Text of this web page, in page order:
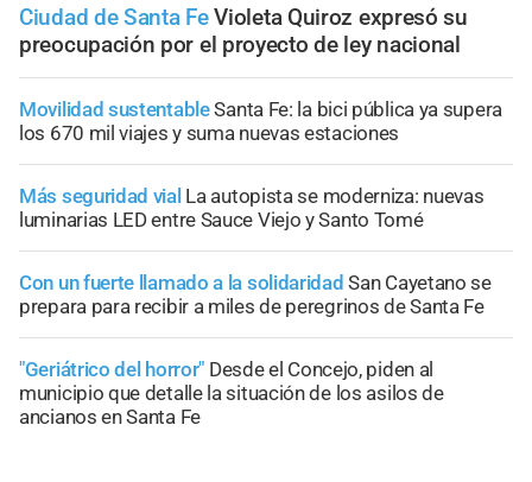
Ciudad de Santa Fe Violeta Quiroz expresó su
preocupación por el proyecto de ley nacional
Movilidad sustentableSanta Fe: la bici pública ya supera
los 670 mil viajes y suma nuevas estaciones
Más seguridad vial La autopista se moderniza: nuevas
luminarias LED entre Sauce Viejo y Santo Tomé
Con un fuerte llamado a la solidaridad San Cayetano se
prepara para recibir a miles de peregrinos de Santa Fe
"Geriátrico del horror" Desde el Concejo, piden al
municipio que detalle la situación de los asilos de
ancianos en Santa Fe